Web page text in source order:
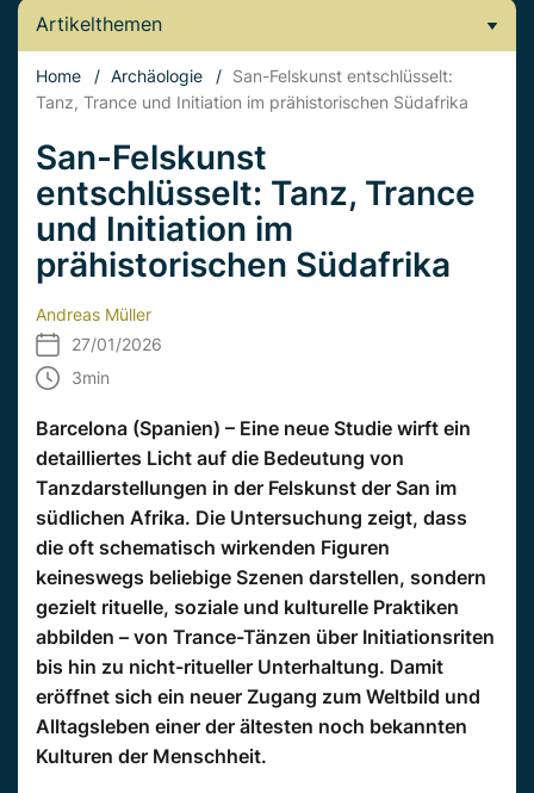
Artikelthemen
Home / Archäologie / San-Felskunst entschlüsselt:
Tanz, Trance und Initiation im prähistorischen Südafrika
San-Felskunst
entschlüsselt: Tanz, Trance
und Initiation im
prähistorischen Südafrika
Andreas Müller
27/01/2026
3min
Barcelona (Spanien) – Eine neue Studie wirft ein
detailliertes Licht auf die Bedeutung von
Tanzdarstellungen in der Felskunst der San im
südlichen Afrika. Die Untersuchung zeigt, dass
die oft schematisch wirkenden Figuren
keineswegs beliebige Szenen darstellen, sondern
gezielt rituelle, soziale und kulturelle Praktiken
abbilden – von Trance-Tänzen über Initiationsriten
bis hin zu nicht-ritueller Unterhaltung. Damit
eröffnet sich ein neuer Zugang zum Weltbild und
Alltagsleben einer der ältesten noch bekannten
Kulturen der Menschheit.